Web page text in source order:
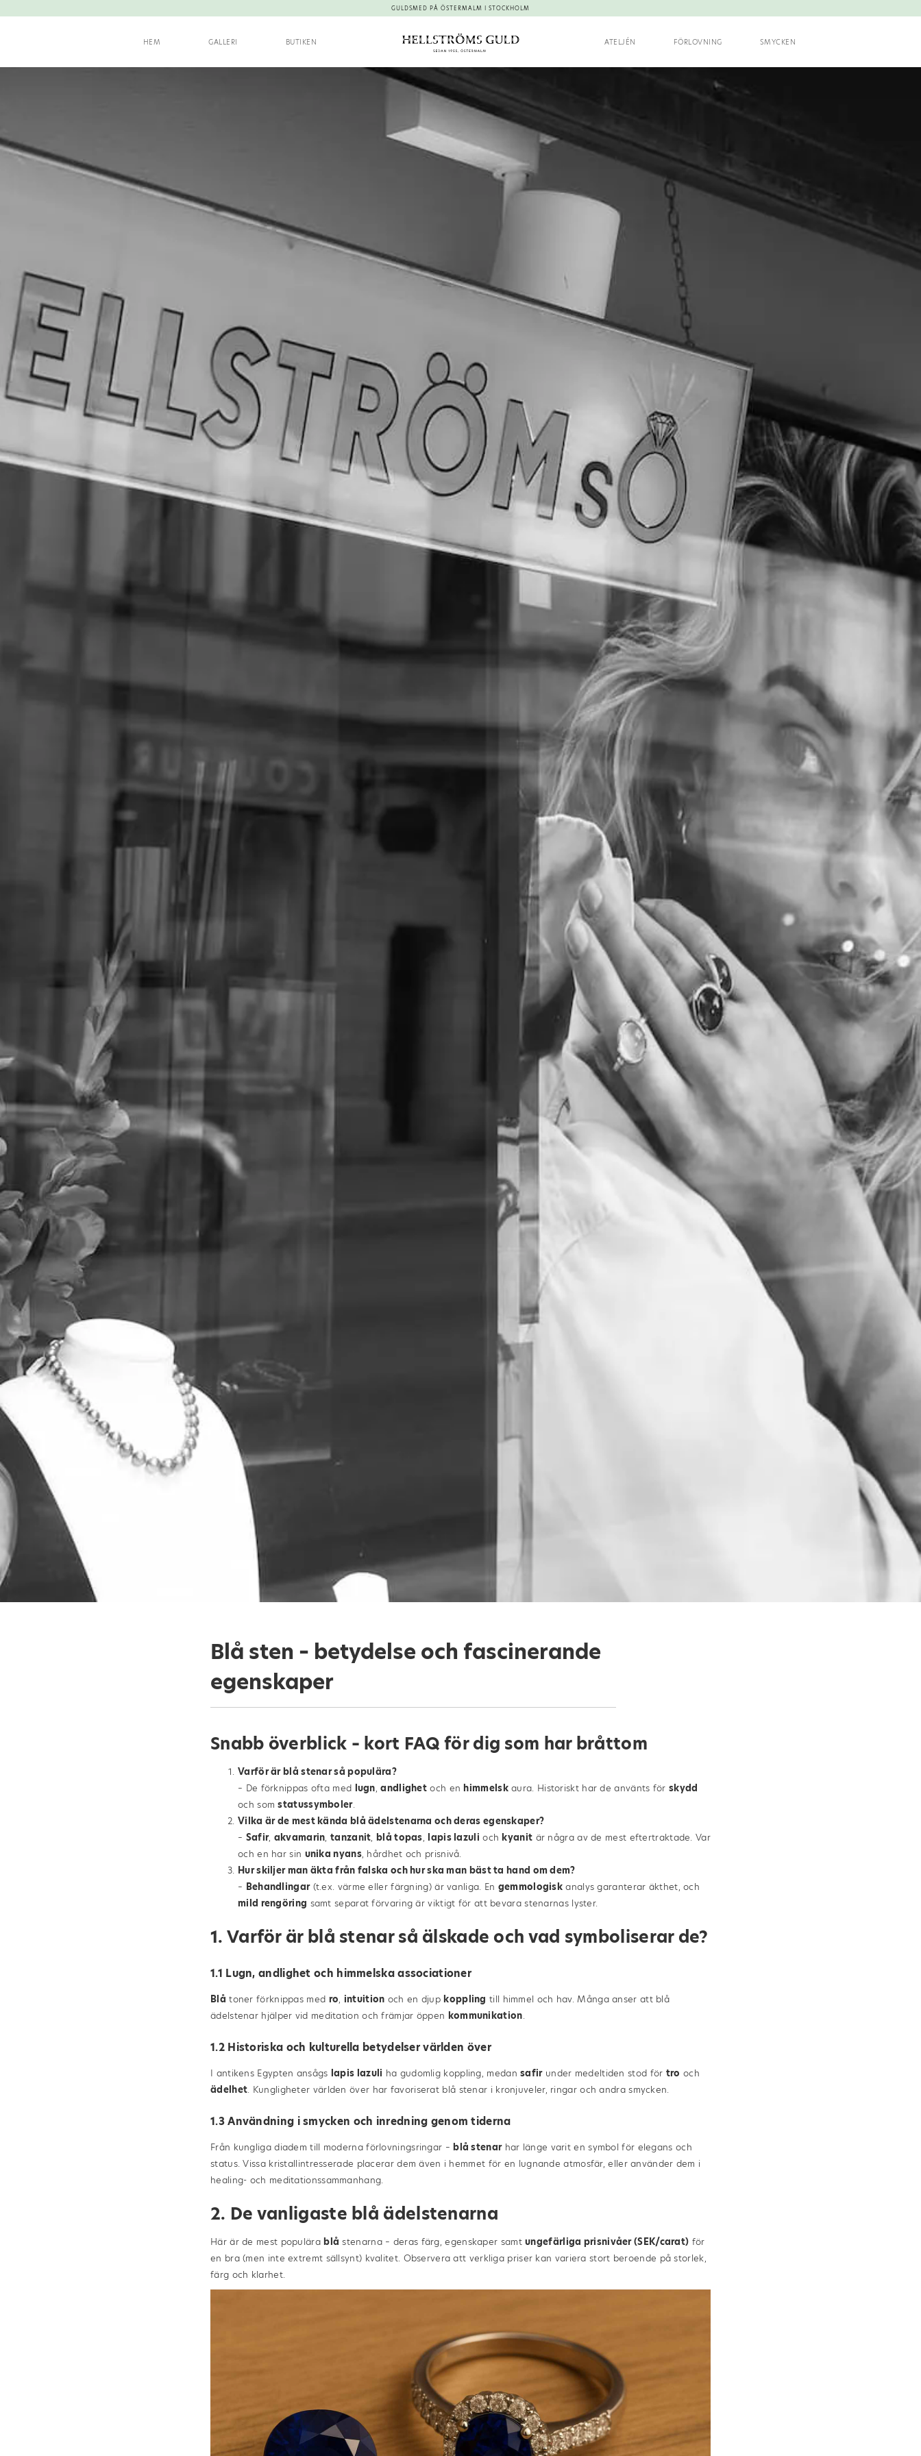
GULDSMED PÅ ÖSTERMALM I STOCKHOLM
HEM GALLERI BUTIKEN ATELJÉN FÖRLOVNING SMYCKEN
Blå sten – betydelse och fascinerande
egenskaper
Snabb överblick – kort FAQ för dig som har bråttom
Varför är blå stenar så populära?
– De förknippas ofta med lugn,andlighet och enhimmelskaura. Historiskt har de använts för skydd
och somstatussymboler.
Vilka är de mest kända blå ädelstenarna och deras egenskaper?
– Safir, akvamarin,tanzanit,blå topas, lapis lazuli ochkyanit är några av de mest eftertraktade. Var
och en har sin unika nyans, hårdhet och prisnivå.
Hur skiljer man äkta från falska och hur ska man bäst ta hand om dem?
– Behandlingar(t.ex. värme eller färgning) är vanliga. En gemmologisk analys garanterar äkthet, och
mild rengöring samt separat förvaring är viktigt för att bevara stenarnas lyster.
1. Varför är blå stenar så älskade och vad symboliserar de?
1.1 Lugn, andlighet och himmelska associationer
Blå toner förknippas med ro, intuition och en djupkoppling till himmel och hav. Många anser att blå
ädelstenar hjälper vid meditation och främjar öppen kommunikation.
1.2 Historiska och kulturella betydelser världen över
I antikens Egypten ansågs lapis lazuli ha gudomlig koppling, medansafirunder medeltiden stod för tro och
ädelhet. Kungligheter världen över har favoriserat blå stenar i kronjuveler, ringar och andra smycken.
1.3 Användning i smycken och inredning genom tiderna
Från kungliga diadem till moderna förlovningsringar –blå stenarhar länge varit en symbol för elegans och
status. Vissa kristallintresserade placerar dem även i hemmet för en lugnande atmosfär, eller använder dem i
healing- och meditationssammanhang.
2. De vanligaste blå ädelstenarna
Här är de mest populärablå stenarna – deras färg, egenskaper samtungefärliga prisnivåer (SEK/carat) för
en bra (men inte extremt sällsynt) kvalitet. Observera att verkliga priser kan variera stort beroende på storlek,
färg och klarhet.